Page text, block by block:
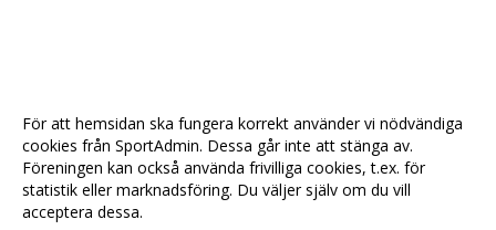
För att hemsidan ska fungera korrekt använder vi nödvändiga
cookies från SportAdmin. Dessa går inte att stänga av.
Föreningen kan också använda frivilliga cookies, t.ex. för
statistik eller marknadsföring. Du väljer själv om du vill
acceptera dessa.